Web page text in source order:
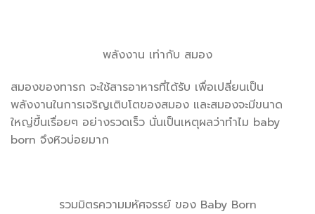
พลังงาน เท่ากับ สมอง
สมองของทารก จะใช้สารอาหารที่ได้รับ เพื่อเปลี่ยนเป็น
พลังงานในการเจริญเติบโตของสมอง และสมองจะมีขนาด
ใหญ่ขึ้นเรื่อยๆ อย่างรวดเร็ว นั่นเป็นเหตุผลว่าทำไม baby
born จึงหิวบ่อยมาก
รวมมิตรความมหัศจรรย์ ของ Baby Born